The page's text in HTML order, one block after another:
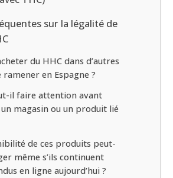
sur la légalité de
du HHC dans d’autres
ramener en Espagne ?
il faire attention avant
un magasin ou un produit lié
de ces produits peut-
même s’ils continuent
en ligne aujourd’hui ?